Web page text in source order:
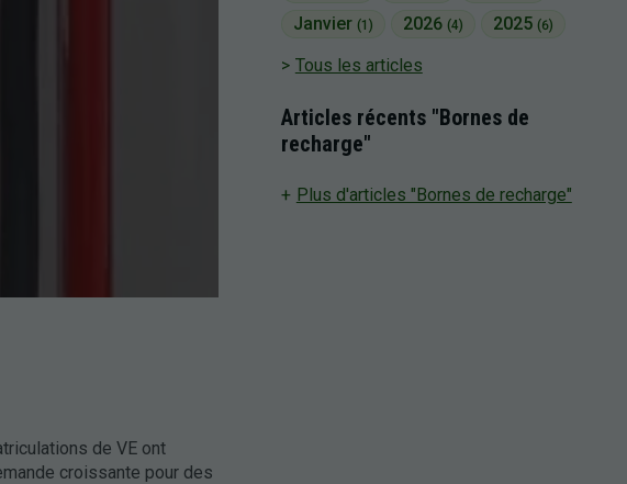
Janvier (1) 2026 (4) 2025 (6)
Tous les articles
Articles récents "Bornes de
recharge"
Plus d'articles "Bornes de recharge"
de VE ont
croissante pour des